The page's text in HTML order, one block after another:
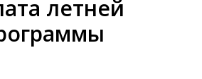
летней